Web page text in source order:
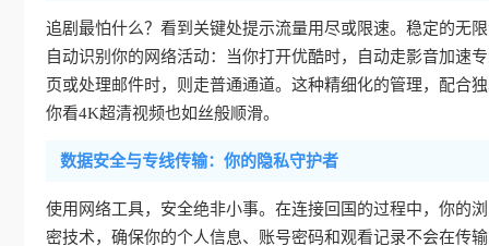
追剧最怕什么？看到关键处提示流量用尽或限速。稳定的无
自动识别你的网络活动：当你打开优酷时，自动走影音加速
页或处理邮件时，则走普通通道。这种精细化的管理，配合
你看4K超清视频也如丝般顺滑。
数据安全与专线传输：你的隐私守护者
使用网络工具，安全绝非小事。在连接回国的过程中，你的
密技术，确保你的个人信息、账号密码和观看记录不会在传